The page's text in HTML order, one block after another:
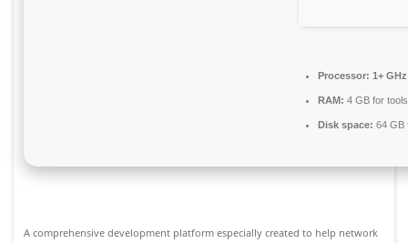
Processor: 1+
RAM: 4 GB for tools
Disk space: 64 GB
A comprehensive development platform especially created to help network